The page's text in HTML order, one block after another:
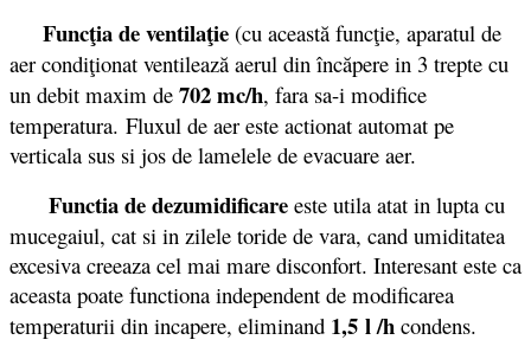
Funcţia de ventilaţie (cu această funcţie, aparatul de
aer condiţionat ventilează aerul din încăpere in 3 trepte cu
un debit maxim de 702 mc/h, fara sa-i modifice
temperatura. Fluxul de aer este actionat automat pe
verticala sus si jos de lamelele de evacuare aer.
Functia de dezumidificare este utila atat in lupta cu
mucegaiul, cat si in zilele toride de vara, cand umiditatea
excesiva creeaza cel mai mare disconfort. Interesant este ca
aceasta poate functiona independent de modificarea
temperaturii din incapere, eliminand 1,5 l /h condens.